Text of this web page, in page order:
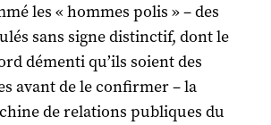
les « hommes polis » – des
sans signe distinctif, dont le
démenti qu’ils soient des
avant de le confirmer – la
de relations publiques du